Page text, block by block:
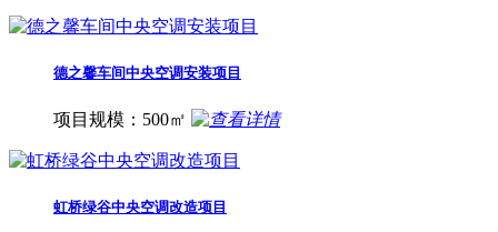
德之馨车间中央空调安装项目
项目规模：500㎡
虹桥绿谷中央空调改造项目